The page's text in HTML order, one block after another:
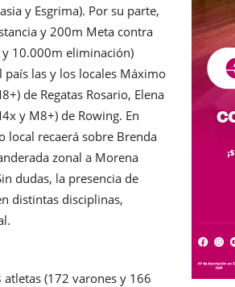
y Esgrima). Por su parte,
y 200m Meta contra
y 10.000m eliminación)
las y los locales Máximo
de Regatas Rosario, Elena
y M8+) de Rowing. En
local recaerá sobre Brenda
zonal a Morena
dudas, la presencia de
distintas disciplinas,
atletas (172 varones y 166